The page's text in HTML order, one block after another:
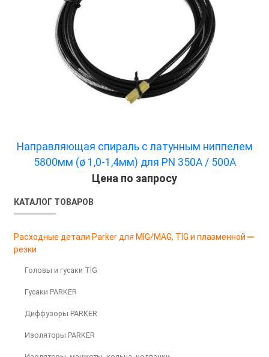
Направляющая спираль с латунным ниппелем
5800мм (ø 1,0-1,4мм) для PN 350A / 500A
Цена по запросу
КАТАЛОГ ТОВАРОВ
Расходные детали Parker для MIG/MAG, TIG и плазменной
резки
Головы и гусаки TIG
Гусаки PARKER
Диффузоры PARKER
Изоляторы PARKER